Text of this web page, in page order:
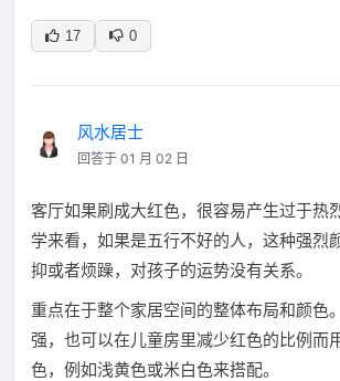
17 0
风水居士
回答于 01 月 02 日
客厅如果刷成大红色，很容易产生过于热
学来看，如果是五行不好的人，这种强烈
抑或者烦躁，对孩子的运势没有关系。
重点在于整个家居空间的整体布局和颜色
强，也可以在儿童房里减少红色的比例而
色，例如浅黄色或米白色来搭配。